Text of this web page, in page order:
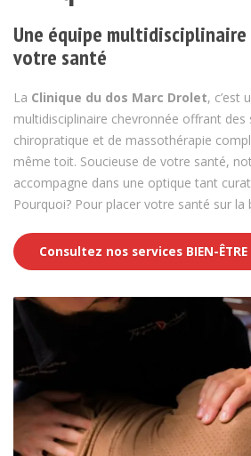
Une équipe multidisciplinaire
votre santé
La Clinique du dos Marc Drolet, c’est
multidisciplinaire chevronnée offrant des
chiropratique et de massothérapie
même toit. Soucieuse de votre santé,
accompagne dans une optique tant
Pourquoi? Pour placer votre santé sur la
Consultez nos services BIEN-ÊTRE